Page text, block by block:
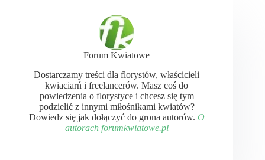
Forum Kwiatowe
Dostarczamy treści dla florystów, właścicieli
kwiaciarń i freelancerów. Masz coś do
powiedzenia o florystyce i chcesz się tym
podzielić z innymi miłośnikami kwiatów?
Dowiedz się jak dołączyć do grona autorów. O
autorach forumkwiatowe.pl